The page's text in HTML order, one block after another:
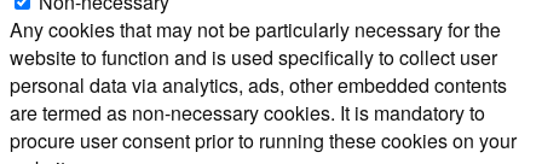
Any cookies that may not be particularly necessary for the
website to function and is used specifically to collect user
personal data via analytics, ads, other embedded contents
are termed as non-necessary cookies. It is mandatory to
procure user consent prior to running these cookies on your